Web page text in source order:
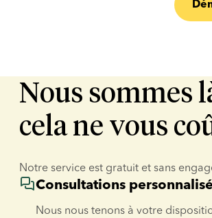
Nous sommes
cela ne vous
Notre service est gratuit et sans
Consultations
Nous nous tenons à votre